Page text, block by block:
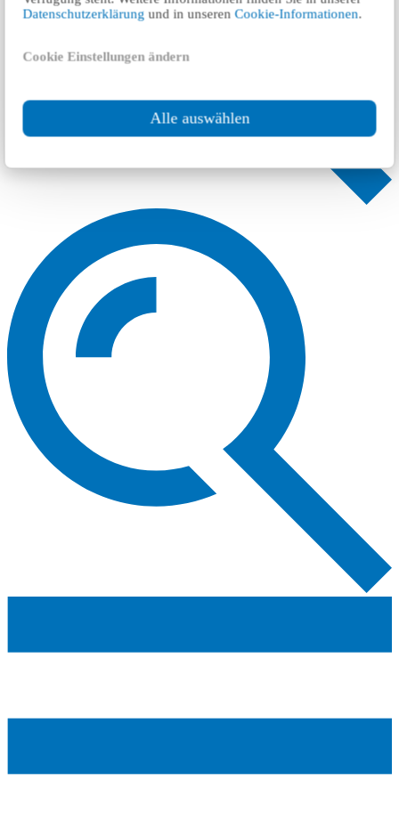
Datenschutzerklärung und in unserenCookie-Informationen.
Cookie Einstellungen ändern
Alle auswählen